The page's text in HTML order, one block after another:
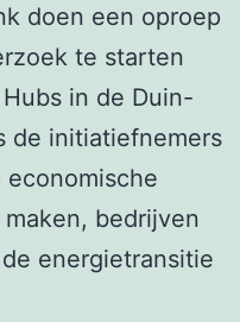
doen een oproep
te starten
in de Duin-
de initiatiefnemers
bedrijven
energietransitie